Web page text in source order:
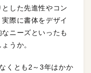
した先進性やコン
際に書体をデザイ
ニーズといったも
うか。
くとも2～3年はかか